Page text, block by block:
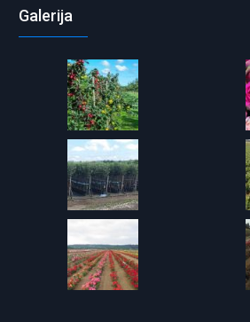
Galerija